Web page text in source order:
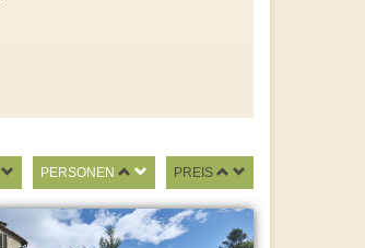
PERSONEN PREIS